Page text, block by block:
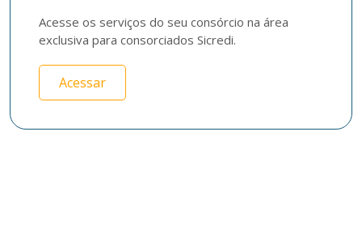
Acesse os serviços do seu consórcio na área
exclusiva para consorciados Sicredi.
Acessar